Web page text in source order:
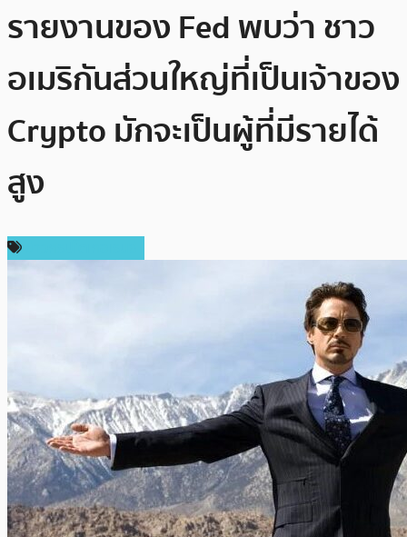
รายงานของ Fed พบว่า ชาว
อเมริกันส่วนใหญ่ที่เป็นเจ้าของ
Crypto มักจะเป็นผู้ที่มีรายได้
สูง